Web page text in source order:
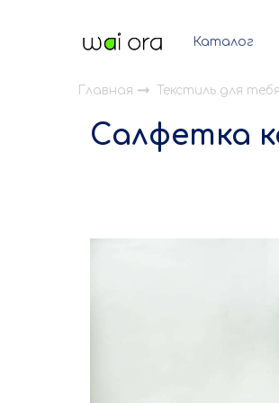
Каталог
Главная Текстиль для тебя
Салфетка